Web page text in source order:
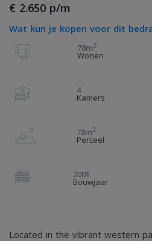
€ 2.650 p/m
Wat kun je kopen voor dit
78m2
Wonen
4
Kamers
78m2
Perceel
2001
Bouwjaar
Located in the vibrant western